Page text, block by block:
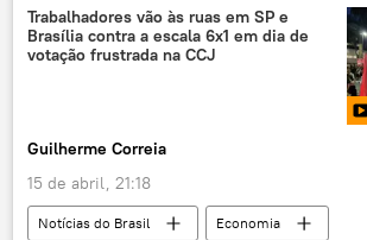
Fernando Haddad
Estados Unidos
Campinas
São Paulo
Trabalhadores vão às ruas em SP e
Brasília contra a escala 6x1 em dia de
votação frustrada na CCJ
Guilherme Correia
15 de abril, 21:18
Notícias do Brasil
Economia